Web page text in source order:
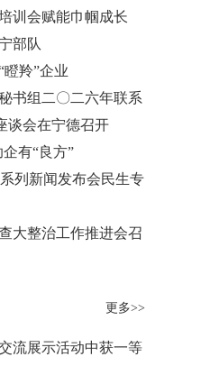
训会赋能巾帼成长
部队
瞪羚”企业
书组二〇二六年联系
谈会在宁德召开
有“良方”
列新闻发布会民生专
大整治工作推进会召
更多>>
流展示活动中获一等